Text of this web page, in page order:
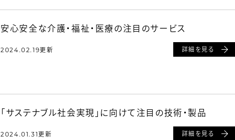
安心安全な介護・福祉・医療の注目のサービス
2024.02.19更新 詳細を見る
「サステナブル社会実現」に向けて注目の技術・製品
2024.01.31更新 詳細を見る